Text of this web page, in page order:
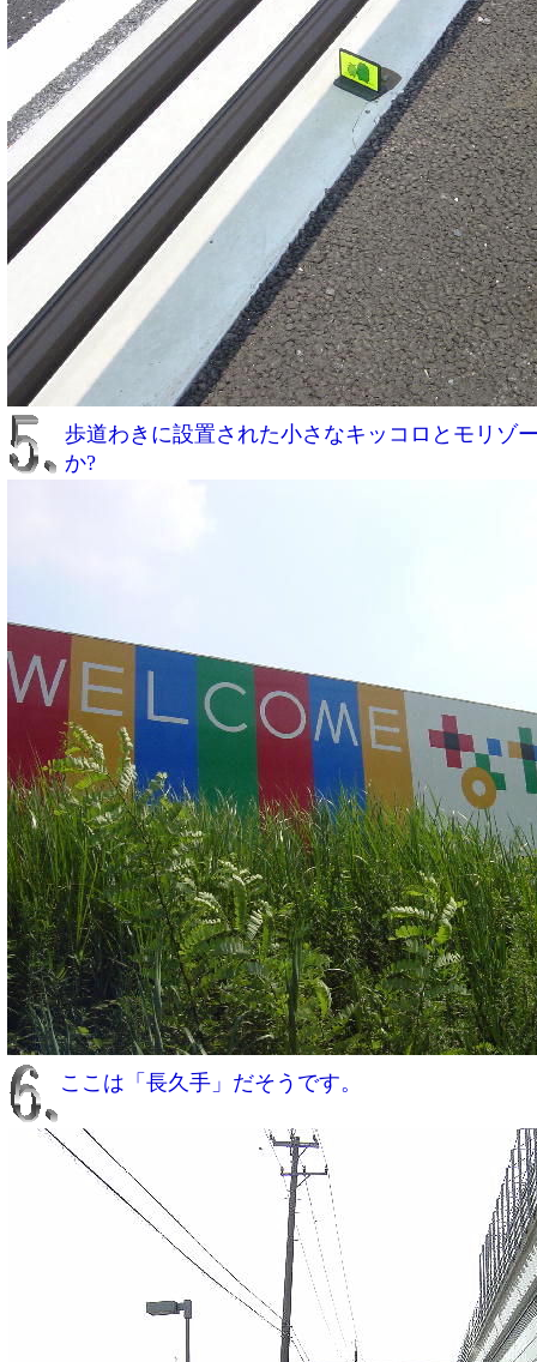
歩道わきに設置された小さなキッコロとモリゾ
か?
ここは「長久手」だそうです。